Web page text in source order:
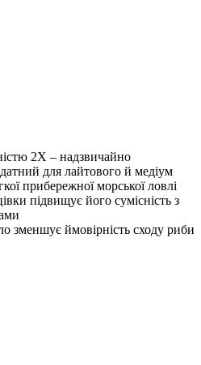
2X – надзвичайно
для лайтового й медіум
прибережної морської ловлі
підвищує його сумісність з
зменшує ймовірність сходу риби